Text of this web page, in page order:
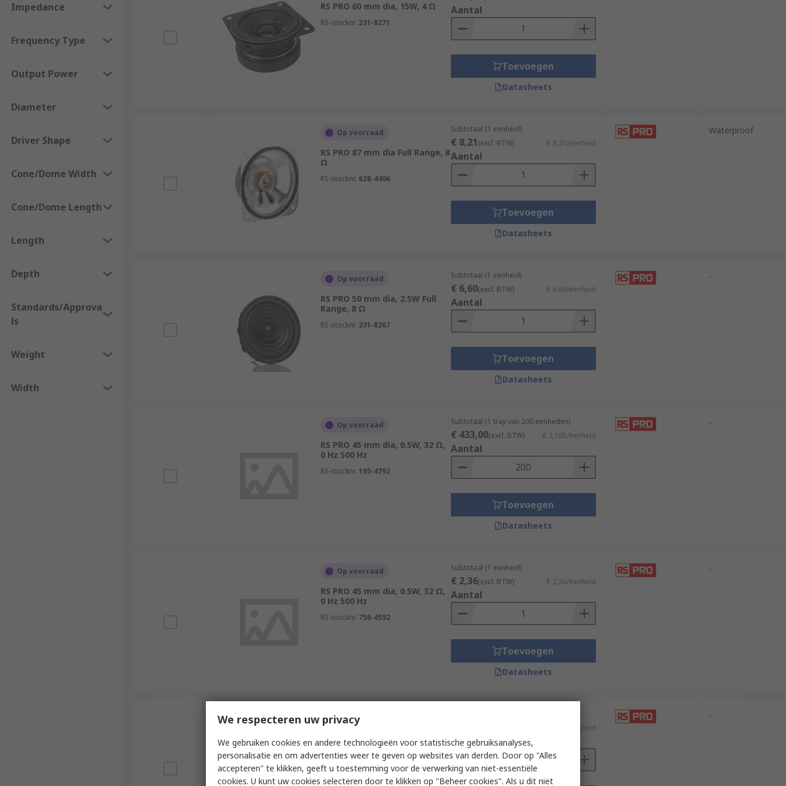
• Waterproof units available
Where might I use one?
• Home theatres
• Headphones
• Telephones
Impedance
Frequency Type
Output Power
Diameter
Driver Shape
Cone/Dome Width
Cone/Dome Length
Length
Depth
Standards/Approva
ls
Weight
Width
RS PRO 60 mm dia, 15W, 4 Ω
RS-stocknr. 231-8271
Aantal
Toevoegen
Datasheets
Op voorraad
RS PRO 87 mm dia Full Range, 8
Ω
RS-stocknr. 628-4406
Subtotaal (1 eenheid)
€ 8,21(excl. BTW) € 8,21/eenheid
Aantal
Toevoegen
Datasheets
Waterproof
Op voorraad
RS PRO 50 mm dia, 2.5W Full
Range, 8 Ω
RS-stocknr. 231-8267
Subtotaal (1 eenheid)
€ 6,60(excl. BTW) € 6,60/eenheid
Aantal
Toevoegen
Datasheets
-
Op voorraad
RS PRO 45 mm dia, 0.5W, 32 Ω,
0 Hz 500 Hz
RS-stocknr. 195-4792
Subtotaal (1 tray van 200 eenheden)
€ 433,00(excl. BTW) € 2,165/eenheid
Aantal
Toevoegen
Datasheets
-
Op voorraad
RS PRO 45 mm dia, 0.5W, 32 Ω,
0 Hz 500 Hz
RS-stocknr. 756-4592
Subtotaal (1 eenheid)
€ 2,36(excl. BTW) € 2,36/eenheid
Aantal
Toevoegen
Datasheets
-
Op voorraad
RS PRO, 15W, 8 Ω
RS-stocknr.231-8269
€ 8,11/eenheid
Aantal
-
We respecteren uw privacy
We gebruiken cookies en andere technologieën voor statistische gebruiksanalyses,
personalisatie en om advertenties weer te geven op websites van derden. Door op "Alles
accepteren" te klikken, geeft u toestemming voor de verwerking van niet-essentiële
cookies. U kunt uw cookies selecteren door te klikken op "Beheer cookies". Als u dit niet